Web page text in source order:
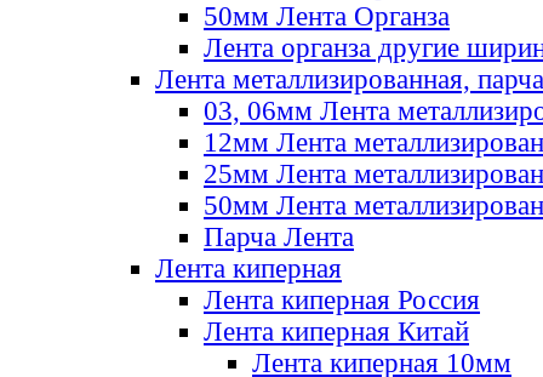
50мм Лента Органза
Лента органза другие
Лента металлизированная, парча
03, 06мм Лента
12мм Лента
25мм Лента
50мм Лента
Парча Лента
Лента киперная
Лента киперная Россия
Лента киперная Китай
Лента киперная 10мм